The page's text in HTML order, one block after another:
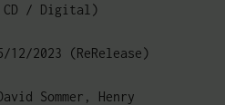
CD / Digital)
2023 (ReRelease)
Sommer, Henry